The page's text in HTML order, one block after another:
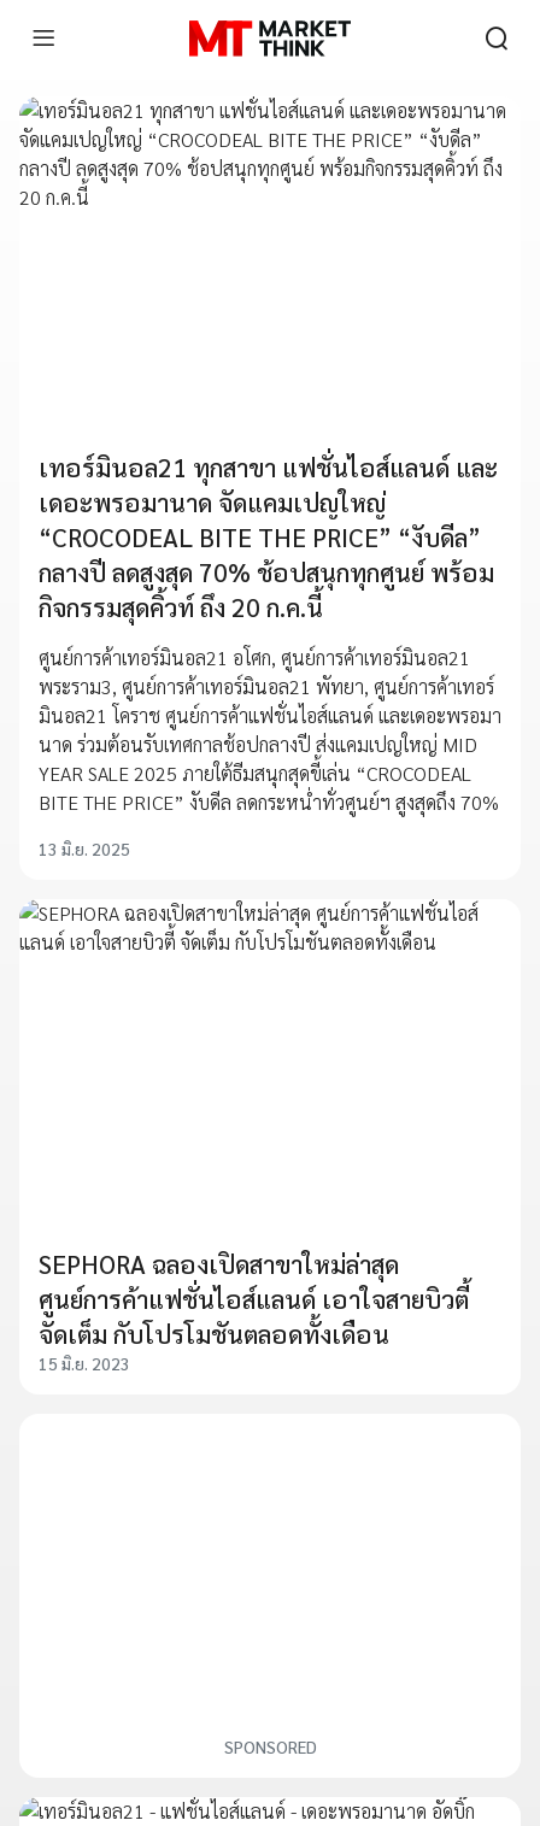
เทอร์มินอล21 ทุกสาขา แฟชั่นไอส์แลนด์ และ
เดอะพรอมานาด จัดแคมเปญใหญ่
“CROCODEAL BITE THE PRICE” “งับดีล”
กลางปี ลดสูงสุด 70% ช้อปสนุกทุกศูนย์ พร้อม
กิจกรรมสุดคิ้วท์ ถึง 20 ก.ค.นี้
ศูนย์การค้าเทอร์มินอล21 อโศก, ศูนย์การค้าเทอร์มินอล21
พระราม3, ศูนย์การค้าเทอร์มินอล21 พัทยา, ศูนย์การค้าเทอร์
มินอล21 โคราช ศูนย์การค้าแฟชั่นไอส์แลนด์ และเดอะพรอมา
นาด ร่วมต้อนรับเทศกาลช้อปกลางปี ส่งแคมเปญใหญ่ MID
YEAR SALE 2025 ภายใต้ธีมสนุกสุดขี้เล่น “CROCODEAL
BITE THE PRICE” งับดีล ลดกระหน่ำทั่วศูนย์ฯ สูงสุดถึง 70%
13 มิ.ย. 2025
SEPHORA ฉลองเปิดสาขาใหม่ล่าสุด
ศูนย์การค้าแฟชั่นไอส์แลนด์ เอาใจสายบิวตี้
จัดเต็ม กับโปรโมชันตลอดทั้งเดือน
15 มิ.ย. 2023
SPONSORED